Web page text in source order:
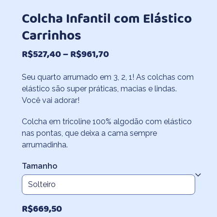
Colcha Infantil com Elástico
Carrinhos
R$527,40–R$961,70Faixa
preço:
R$527,40
R$961,70
Seu quarto arrumado em 3, 2, 1! As colchas com
elástico são super práticas, macias e lindas.
Você vai adorar!
Colcha em tricoline 100% algodão com elástico
nas pontas, que deixa a cama sempre
arrumadinha.
Tamanho
R$669,50